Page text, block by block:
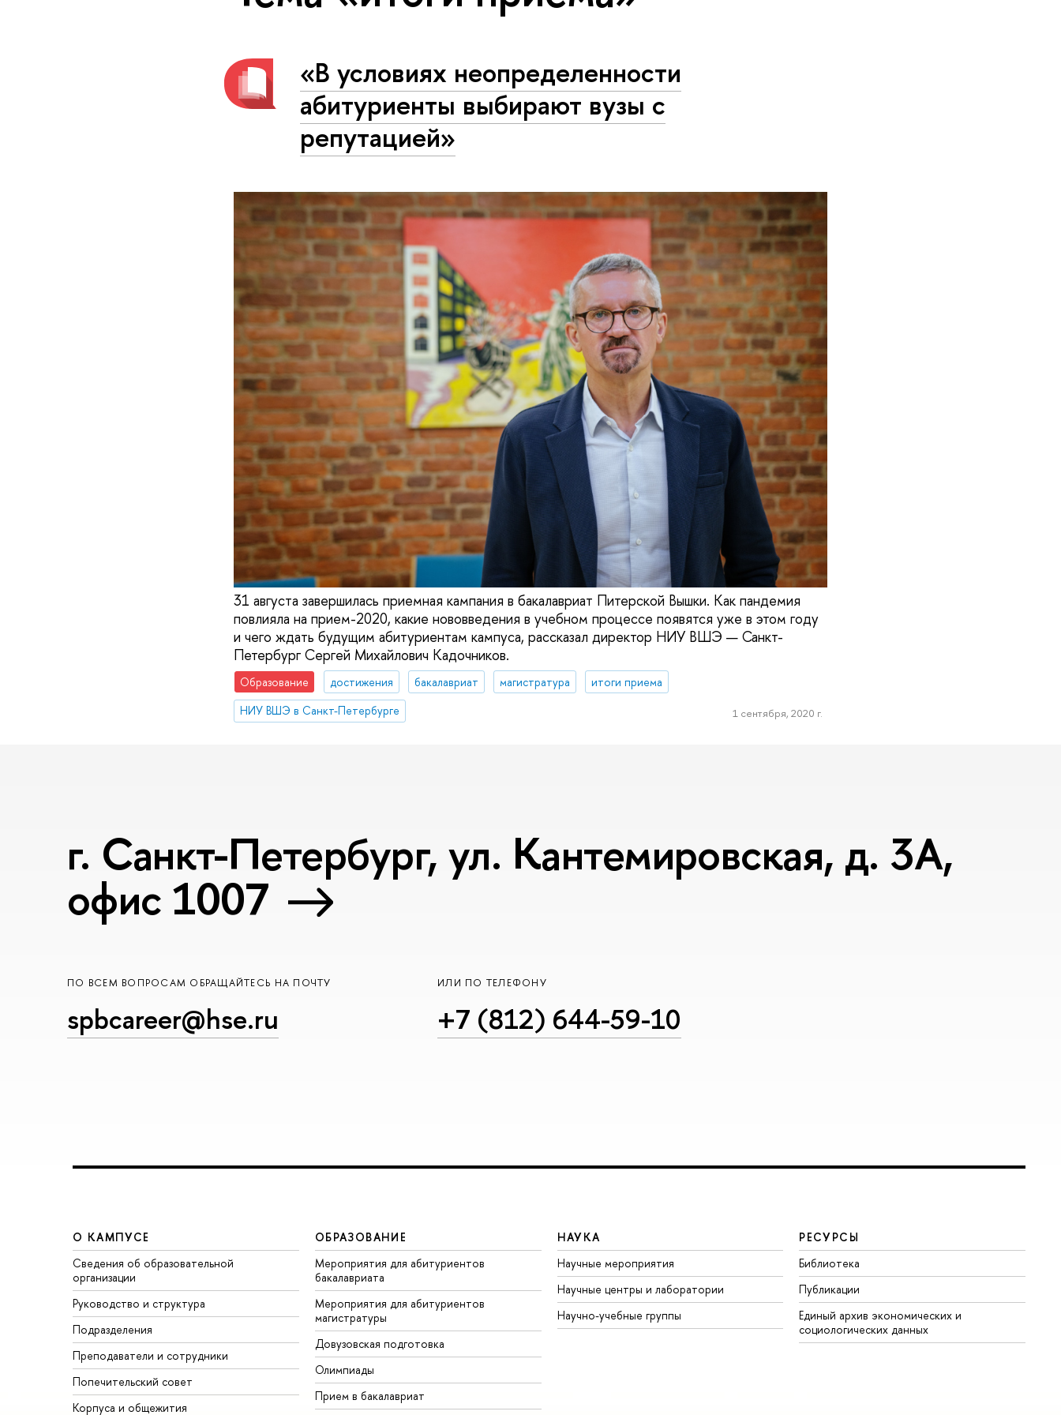
«В условиях неопределенности
абитуриенты выбирают вузы с
репутацией»
31 августа завершилась приемная кампания в бакалавриат Питерской Вышки. Как пандемия
повлияла на прием-2020, какие нововведения в учебном процессе появятся уже в этом году
и чего ждать будущим абитуриентам кампуса, рассказал директор НИУ ВШЭ — Санкт-
Петербург Сергей Михайлович Кадочников.
Образование достижения бакалавриат магистратура
итоги приема
НИУ ВШЭ в Санкт-Петербурге
1 сентября, 2020 г.
г. Санкт-Петербург, ул. Кантемировская, д. 3А,
офис 1007
ПО ВСЕМ ВОПРОСАМ ОБРАЩАЙТЕСЬ НА ПОЧТУ
spbcareer@hse.ru
ИЛИ ПО ТЕЛЕФОНУ
+7 (812) 644-59-10
О КАМПУСЕ
Сведения об образовательной
организации
Руководство и структура
Подразделения
Преподаватели и сотрудники
Попечительский совет
Корпуса и общежития
ОБРАЗОВАНИЕ
Мероприятия для абитуриентов
бакалавриата
Мероприятия для абитуриентов
магистратуры
Довузовская подготовка
Олимпиады
Прием в бакалавриат
НАУКА
Научные мероприятия
Научные центры и лаборатории
Научно-учебные группы
РЕСУРСЫ
Библиотека
Публикации
Единый архив экономических и
социологических данных